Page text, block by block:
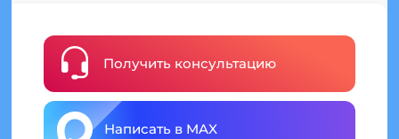
Получить консультацию
Написать в MAX